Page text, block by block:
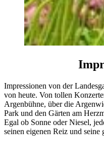
Impressionen von der
von heute. Von tollen
Argenbühne, über die
Park und den Gärten am
Egal ob Sonne oder Niesel,
seinen eigenen Reiz und seine